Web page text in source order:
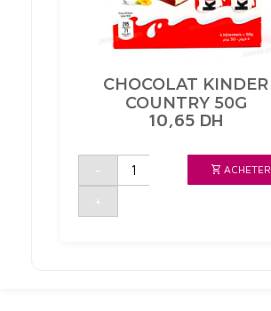
CHOCOLAT KINDER
COUNTRY 50G
10,65 DH
-
quantité
CHOCOLAT
50G
+
ACHETER